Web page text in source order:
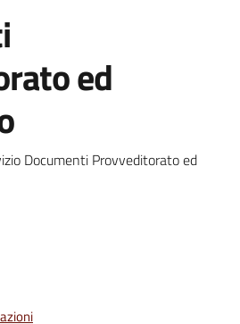
ed
Documenti Provveditorato ed